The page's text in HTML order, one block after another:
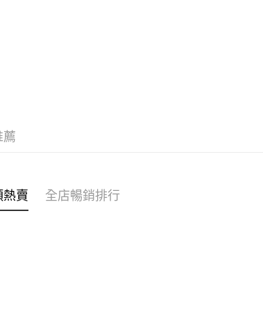
薦
賣 全店暢銷排行